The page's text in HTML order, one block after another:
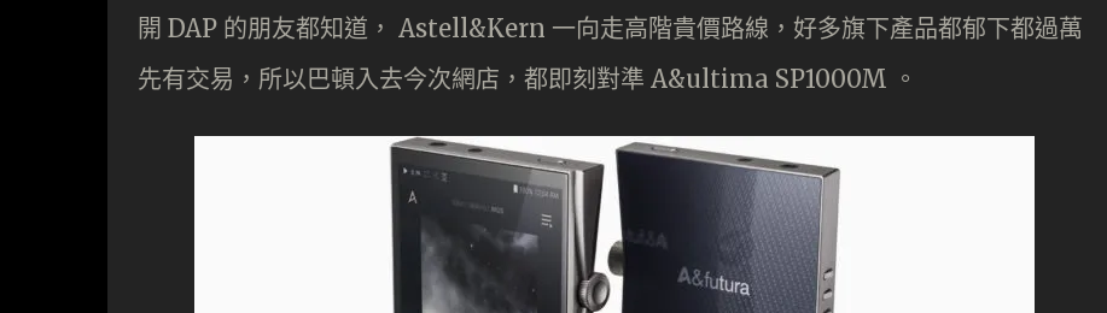
開 DAP 的朋友都知道， Astell&Kern 一向走高階貴價路線，好多旗下產品都郁下都過萬
先有交易，所以巴頓入去今次網店，都即刻對準 A&ultima SP1000M 。